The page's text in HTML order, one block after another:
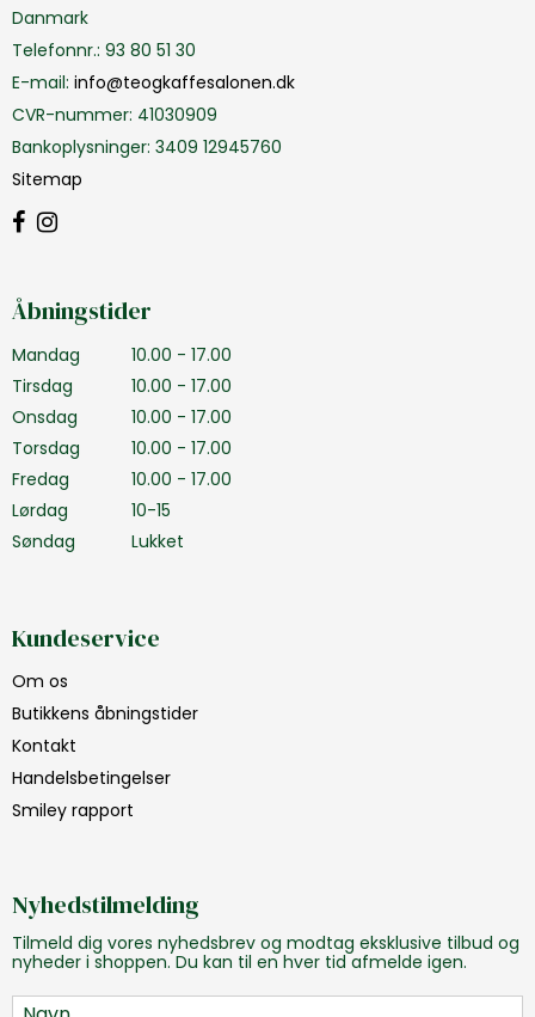
Danmark
Telefonnr.: 93 80 51 30
E-mail: info@teogkaffesalonen.dk
CVR-nummer: 41030909
Bankoplysninger: 3409 12945760
Sitemap
Åbningstider
Mandag
10.00 - 17.00
Tirsdag
10.00 - 17.00
Onsdag
10.00 - 17.00
Torsdag
10.00 - 17.00
Fredag
10.00 - 17.00
Lørdag
10-15
Søndag
Lukket
Kundeservice
Om os
Butikkens åbningstider
Kontakt
Handelsbetingelser
Smiley rapport
Nyhedstilmelding
Tilmeld dig vores nyhedsbrev og modtag eksklusive tilbud og
nyheder i shoppen. Du kan til en hver tid afmelde igen.